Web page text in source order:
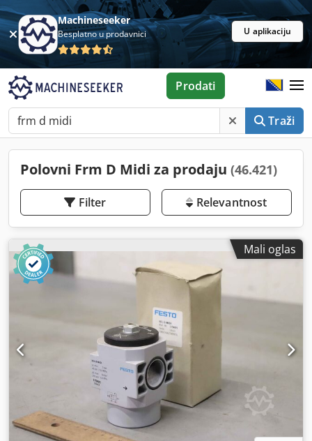
Machineseeker
Besplatno u prodavnici U aplikaciju
Traži
Prodati
Polovni Frm D Midi za prodaju (46.421)
Filter Relevantnost
Mali oglas